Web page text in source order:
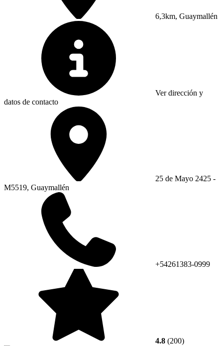
6,3km, Guaymallén
Ver dirección y
datos de contacto
25 de Mayo 2425 -
M5519, Guaymallén
+54261383-0999
4.8 (200)